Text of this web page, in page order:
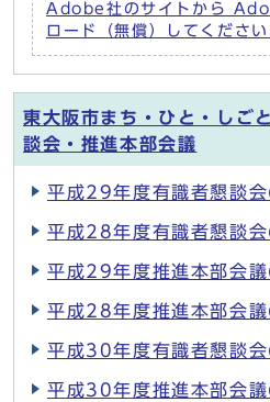
Adobe社のサイトから
ロード（無償）してください
東大阪市まち・ひと・しご
談会・推進本部会議
平成29年度有識者懇談
平成28年度有識者懇談
平成29年度推進本部会
平成28年度推進本部会
平成30年度有識者懇談
平成30年度推進本部会